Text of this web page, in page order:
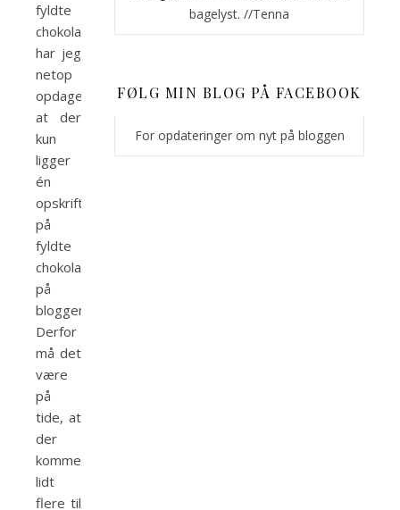
fyldte
chokolader,
har jeg
netop
opdaget,
at der
kun
ligger
én
opskrift
på
fyldte
chokolader
på
bloggen…
Derfor
må det
være
på
tide, at
der
kommer
lidt
flere til
bagelyst. //Tenna
FØLG MIN BLOG PÅ FACEBOOK
For opdateringer om nyt på bloggen